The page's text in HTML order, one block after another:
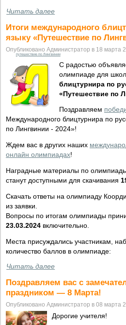
Читать далее
Итоги международного
языку «Путешествие по
Опубликовано Администратор в 18 марта
путешествие по Лингвинии
С радостью
олимпиаде для
блицтурнира по
«Путешествие по
Поздравляем
Международного блицтурнира по
по Лингвинии - 2024»!
Ждем вас в других наших
онлайн олимпиадах!
Наградные материалы по
станут доступными для скачивания
Скачать ответы на олимпиаду
из заявки.
Вопросы по итогам олимпиады
23.03.2024 включительно.
Места присуждались участникам,
количество баллов в олимпиаде:
Читать далее
Поздравляем вас с
праздником — 8 Марта!
Опубликовано Администратор в 08 марта
Дорогие учителя!